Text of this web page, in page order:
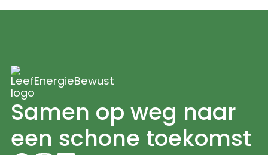
Samen op weg naar
een schone toekomst